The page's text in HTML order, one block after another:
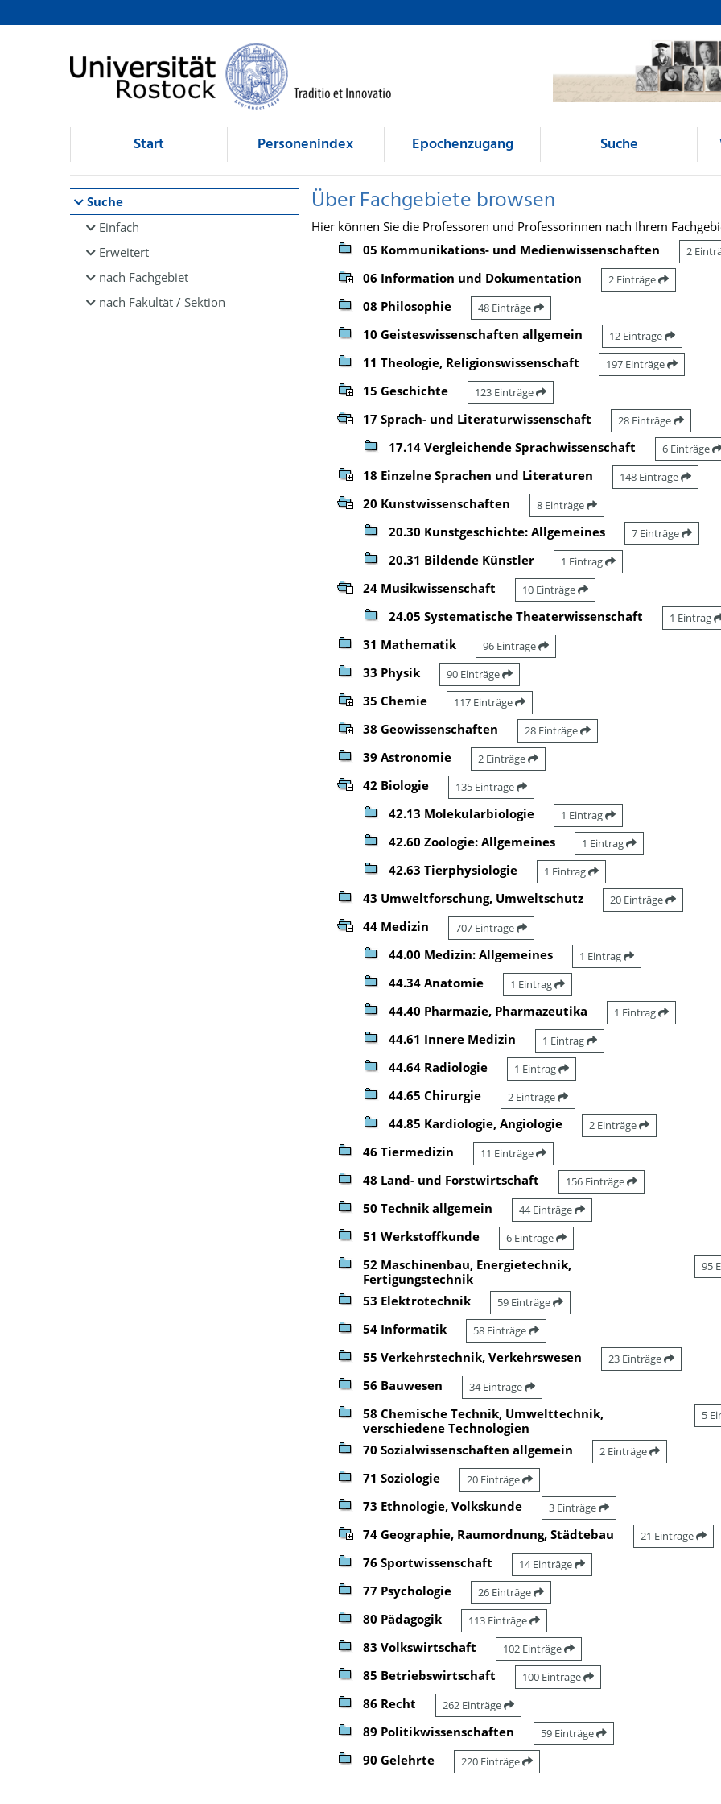
Browsen
direkt zum Inhalt
Start Personenindex Epochenzugang Suche
Suche
Einfach
Erweitert
nach Fachgebiet
nach Fakultät / Sektion
Über Fachgebiete browsen
Hier können Sie die Professoren und Professorinnen nach Ihrem
05 Kommunikations- und Medienwissenschaften
2
06 Information und Dokumentation 2 Einträge
08 Philosophie 48 Einträge
10 Geisteswissenschaften allgemein 12 Einträge
11 Theologie, Religionswissenschaft 197 Einträge
15 Geschichte 123 Einträge
17 Sprach- und Literaturwissenschaft 28 Einträge
17.14 Vergleichende Sprachwissenschaft 6 Einträge
18 Einzelne Sprachen und Literaturen 148 Einträge
20 Kunstwissenschaften 8 Einträge
20.30 Kunstgeschichte: Allgemeines 7 Einträge
20.31 Bildende Künstler 1 Eintrag
24 Musikwissenschaft 10 Einträge
24.05 Systematische Theaterwissenschaft 1 Eintrag
31 Mathematik 96 Einträge
33 Physik 90 Einträge
35 Chemie 117 Einträge
38 Geowissenschaften 28 Einträge
39 Astronomie 2 Einträge
42 Biologie 135 Einträge
42.13 Molekularbiologie 1 Eintrag
42.60 Zoologie: Allgemeines 1 Eintrag
42.63 Tierphysiologie 1 Eintrag
43 Umweltforschung, Umweltschutz 20 Einträge
44 Medizin 707 Einträge
44.00 Medizin: Allgemeines 1 Eintrag
44.34 Anatomie 1 Eintrag
44.40 Pharmazie, Pharmazeutika 1 Eintrag
44.61 Innere Medizin 1 Eintrag
44.64 Radiologie 1 Eintrag
44.65 Chirurgie 2 Einträge
44.85 Kardiologie, Angiologie 2 Einträge
46 Tiermedizin 11 Einträge
48 Land- und Forstwirtschaft 156 Einträge
50 Technik allgemein 44 Einträge
51 Werkstoffkunde 6 Einträge
52 Maschinenbau, Energietechnik,
Fertigungstechnik
95
53 Elektrotechnik 59 Einträge
54 Informatik 58 Einträge
55 Verkehrstechnik, Verkehrswesen 23 Einträge
56 Bauwesen 34 Einträge
58 Chemische Technik, Umwelttechnik,
verschiedene Technologien
5
70 Sozialwissenschaften allgemein 2 Einträge
71 Soziologie 20 Einträge
73 Ethnologie, Volkskunde 3 Einträge
74 Geographie, Raumordnung, Städtebau 21 Einträge
76 Sportwissenschaft 14 Einträge
77 Psychologie 26 Einträge
80 Pädagogik 113 Einträge
83 Volkswirtschaft 102 Einträge
85 Betriebswirtschaft 100 Einträge
86 Recht 262 Einträge
89 Politikwissenschaften 59 Einträge
90 Gelehrte 220 Einträge